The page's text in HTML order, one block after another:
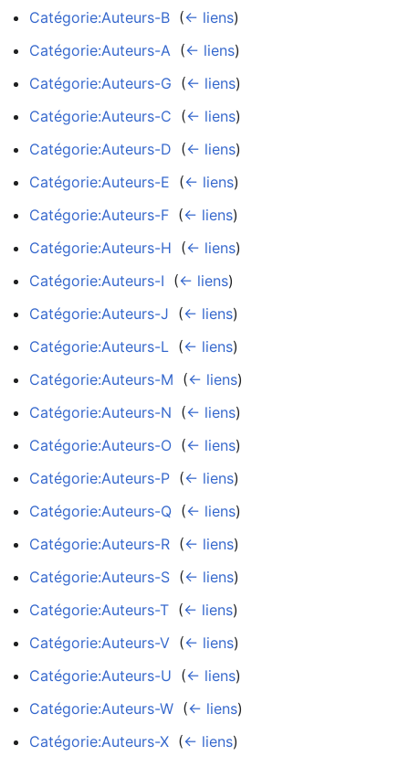
Catégorie:Auteurs-B (← liens)
Catégorie:Auteurs-A (← liens)
Catégorie:Auteurs-G (← liens)
Catégorie:Auteurs-C (← liens)
Catégorie:Auteurs-D (← liens)
Catégorie:Auteurs-E (← liens)
Catégorie:Auteurs-F (← liens)
Catégorie:Auteurs-H (← liens)
Catégorie:Auteurs-I (← liens)
Catégorie:Auteurs-J (← liens)
Catégorie:Auteurs-L (← liens)
Catégorie:Auteurs-M (← liens)
Catégorie:Auteurs-N (← liens)
Catégorie:Auteurs-O (← liens)
Catégorie:Auteurs-P (← liens)
Catégorie:Auteurs-Q (← liens)
Catégorie:Auteurs-R (← liens)
Catégorie:Auteurs-S (← liens)
Catégorie:Auteurs-T (← liens)
Catégorie:Auteurs-V (← liens)
Catégorie:Auteurs-U (← liens)
Catégorie:Auteurs-W (← liens)
Catégorie:Auteurs-X (← liens)